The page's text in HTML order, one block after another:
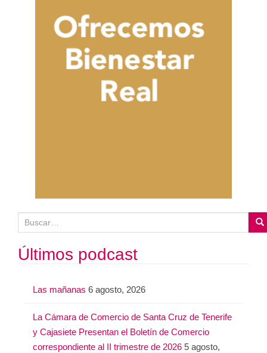
u
sÚltimos podcast
Las mañanas 6 agosto, 2026
La Cámara de Comercio de Santa Cruz de Tenerife
y Cajasiete Presentan el Boletín de Comercio
correspondiente al II trimestre de 2026 5 agosto,